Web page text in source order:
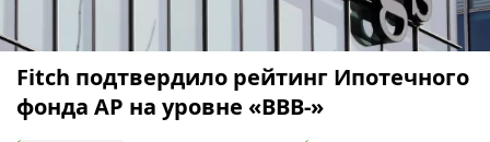
Fitch подтвердило рейтинг Ипотечного
фонда АР на уровне «BBB-»